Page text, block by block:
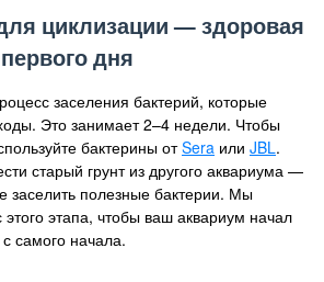
циклизации — здоровая
дня
заселения бактерий, которые
Это занимает 2–4 недели. Чтобы
бактерины отSera или JBL.
старый грунт из другого аквариума —
заселить полезные бактерии. Мы
этого этапа, чтобы ваш аквариум начал
самого начала.